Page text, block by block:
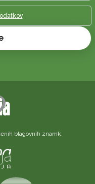
blagovnih znamk.